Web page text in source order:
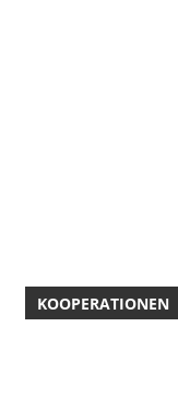
KOOPERATIONEN